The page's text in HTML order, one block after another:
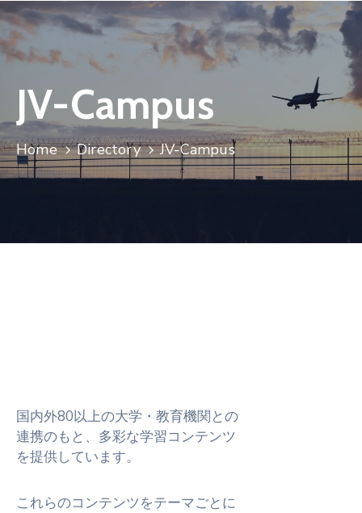
JV-Campus
Home Directory JV-Campus
国内外80以上の大学・教育機関との
連携のもと、多彩な学習コンテンツ
を提供しています。
これらのコンテンツをテーマごとに